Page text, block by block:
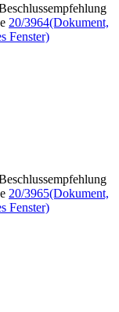
20/3964(Dokument,
Fenster)
20/3965(Dokument,
Fenster)